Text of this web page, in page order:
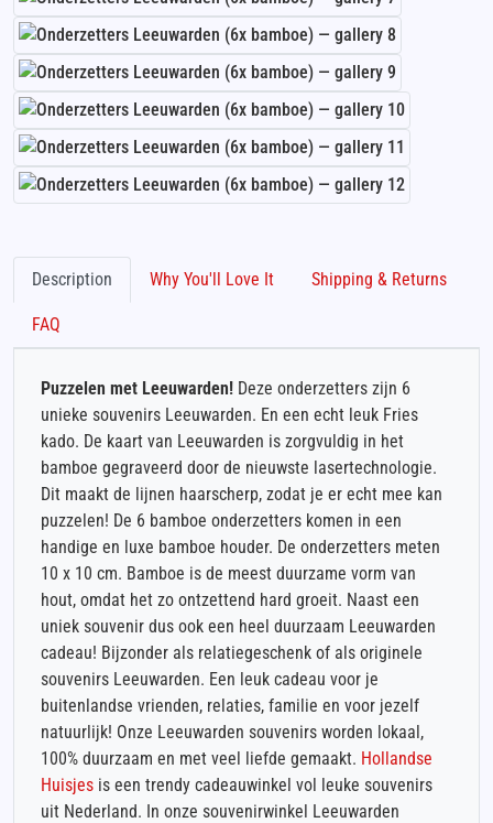
Description Why You'll Love It Shipping & Returns
FAQ
Puzzelen met Leeuwarden! Deze onderzetters zijn 6
unieke souvenirs Leeuwarden. En een echt leuk Fries
kado. De kaart van Leeuwarden is zorgvuldig in het
bamboe gegraveerd door de nieuwste lasertechnologie.
Dit maakt de lijnen haarscherp, zodat je er echt mee kan
puzzelen! De 6 bamboe onderzetters komen in een
handige en luxe bamboe houder. De onderzetters meten
10 x 10 cm. Bamboe is de meest duurzame vorm van
hout, omdat het zo ontzettend hard groeit. Naast een
uniek souvenir dus ook een heel duurzaam Leeuwarden
cadeau! Bijzonder als relatiegeschenk of als originele
souvenirs Leeuwarden. Een leuk cadeau voor je
buitenlandse vrienden, relaties, familie en voor jezelf
natuurlijk! Onze Leeuwarden souvenirs worden lokaal,
100% duurzaam en met veel liefde gemaakt. Hollandse
Huisjes is een trendy cadeauwinkel vol leuke souvenirs
uit Nederland. In onze souvenirwinkel Leeuwarden